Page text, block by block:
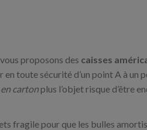
proposons des caisses
en toute sécurité d’un point A à un
carton plus l’objet risque d’être
fragile pour que les bulles